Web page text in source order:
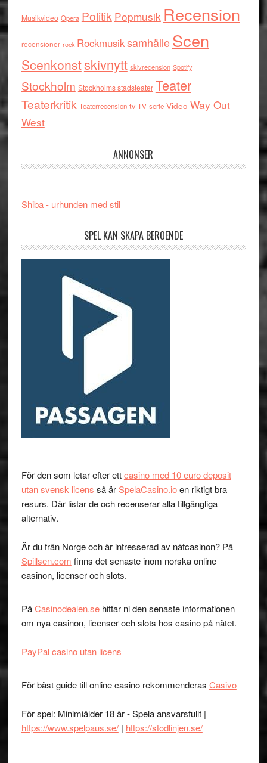
Musikvideo Opera Politik Popmusik Recension
recensioner rock RockmusiksamhälleScen
Scenkonstskivnytt skivrecension Spotify
Stockholm Stockholms stadsteater Teater
Teaterkritik Teaterrecension tv TV-serie Video Way Out
West
ANNONSER
Shiba - urhunden med stil
SPEL KAN SKAPA BEROENDE
För den som letar efter ettcasino med 10 euro deposit
utan svensk licens så ärSpelaCasino.ioen riktigt bra
resurs. Där listar de och recenserar alla tillgängliga
alternativ.
Är du från Norge och är intresserad av nätcasinon? På
Spillsen.com finns det senaste inom norska online
casinon, licenser och slots.
PåCasinodealen.sehittar ni den senaste informationen
om nya casinon, licenser och slots hos casino på nätet.
PayPal casino utan licens
För bäst guide till online casino rekommenderas Casivo
För spel: Minimiålder 18 år - Spela ansvarsfullt |
https://www.spelpaus.se/| https://stodlinjen.se/